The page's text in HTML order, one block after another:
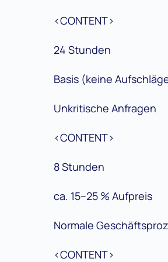
<CONTENT>
24 Stunden
Basis (keine
Unkritische Anfragen
<CONTENT>
8 Stunden
ca. 15–25 % Aufpreis
Normale
<CONTENT>